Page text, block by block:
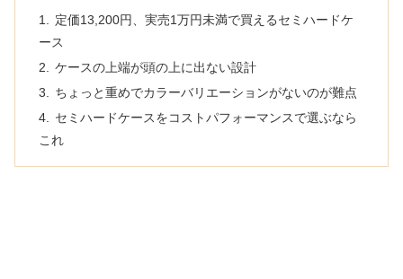
定価13,200円、実売1万円未満で買えるセミハードケ
ース
ケースの上端が頭の上に出ない設計
ちょっと重めでカラーバリエーションがないのが難点
セミハードケースをコストパフォーマンスで選ぶなら
これ